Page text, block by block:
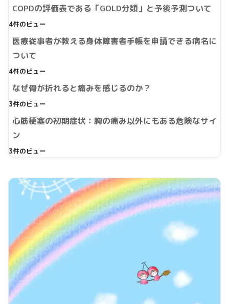
COPDの評価表である「GOLD分類」と予後予測ついて
4件のビュー
医療従事者が教える身体障害者手帳を申請できる病名に
ついて
4件のビュー
なぜ骨が折れると痛みを感じるのか？
3件のビュー
心筋梗塞の初期症状：胸の痛み以外にもある危険なサイ
ン
3件のビュー